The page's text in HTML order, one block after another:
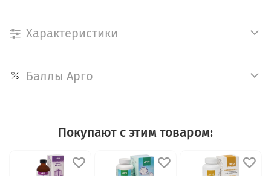
Характеристики
Баллы Арго
Покупают с этим товаром: